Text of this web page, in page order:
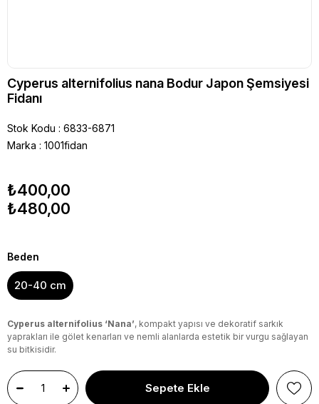
Cyperus alternifolius nana Bodur Japon Şemsiyesi
Fidanı
Stok Kodu
6833-6871
Marka : 1001fidan
₺400,00
₺480,00
Beden
20-40 cm
Cyperus alternifolius ‘Nana’, kompakt yapısı ve dekoratif sarkık
yaprakları ile gölet kenarları ve nemli alanlarda estetik bir vurgu sağlayan
su bitkisidir.